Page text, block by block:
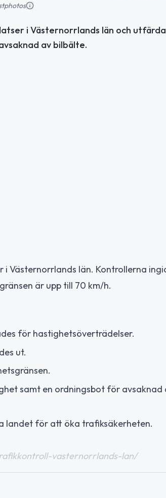
i Västernorrlands län och
av bilbälte.
Västernorrlands län. Kontrollerna
är upp till 70 km/h.
för hastighetsöverträdelser.
ut.
samt en ordningsbot för avsaknad
landet för att öka trafiksäkerheten.
vasternorrlands-lan/